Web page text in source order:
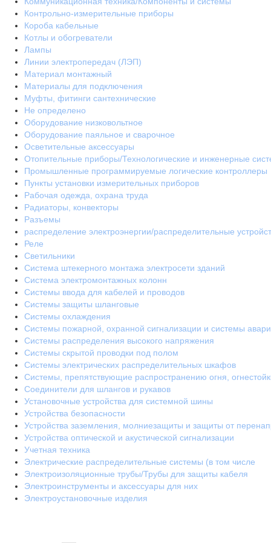
Контрольно-измерительные приборы
Короба кабельные
Котлы и обогреватели
Лампы
Линии электропередач (ЛЭП)
Материал монтажный
Материалы для подключения
Муфты, фитинги сантехнические
Не определено
Оборудование низковольтное
Оборудование паяльное и сварочное
Осветительные аксессуары
Отопительные приборы/Технологические и инженерные
Промышленные программируемые логические контроллеры
Пункты установки измерительных приборов
Рабочая одежда, охрана труда
Радиаторы, конвекторы
Разъемы
распределение электроэнергии/распределительные
Реле
Светильники
Система штекерного монтажа электросети зданий
Система электромонтажных колонн
Системы ввода для кабелей и проводов
Системы защиты шланговые
Системы охлаждения
Системы пожарной, охранной сигнализации и системы
Системы распределения высокого напряжения
Системы скрытой проводки под полом
Системы электрических распределительных шкафов
Системы, препятствующие распространению огня,
Соединители для шлангов и рукавов
Установочные устройства для системной шины
Устройства безопасности
Устройства заземления, молниезащиты и защиты от
Устройства оптической и акустической сигнализации
Учетная техника
Электрические распределительные системы (в том числе
Электроизоляционные трубы/Трубы для защиты кабеля
Электроинструменты и аксессуары для них
Электроустановочные изделия